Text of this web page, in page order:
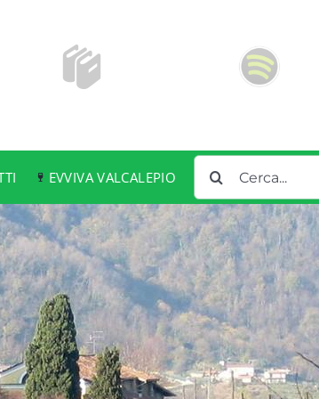
EVVIVA VALCALEPIO
PER: